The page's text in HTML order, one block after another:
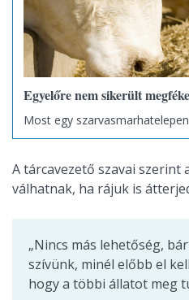
Egyelőre nem sikerült
Most egy
A tárcavezető szavai szerint
válhatnak, ha rájuk is
„Nincs más lehetőség,
szívünk, minél előbb el
hogy a többi állatot meg